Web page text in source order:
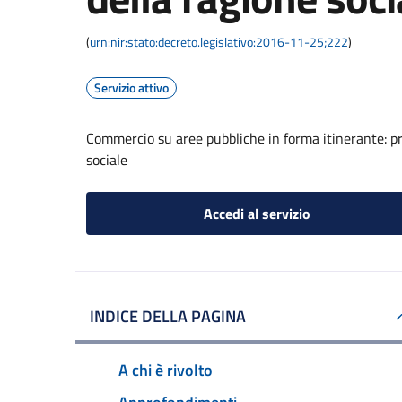
(urn:nir:stato:decreto.legislativo:2016-11-25;222)
Servizio attivo
Commercio su aree pubbliche in forma itinerante:
sociale
Accedi al servizio
INDICE DELLA PAGINA
A chi è rivolto